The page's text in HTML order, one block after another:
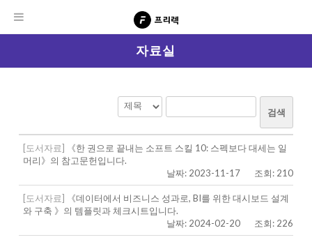
자료실
검색
[도서자료]
《한 권으로 끝내는 소프트 스킬 10: 스펙보다 대세는 일
머리》의 참고문헌입니다.
날짜: 2023-11-17
조회: 210
[도서자료]
《데이터에서 비즈니스 성과로, BI를 위한 대시보드 설계
와 구축 》의 템플릿과 체크시트입니다.
날짜: 2024-02-20
조회: 226